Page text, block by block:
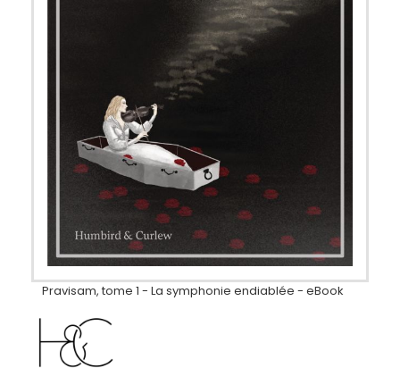
Pravisam, tome 1 - La symphonie endiablée - eBook